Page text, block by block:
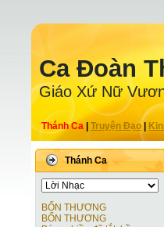
Ca Ðoàn
Giáo Xứ Nữ
Thánh Ca Truyện Ðạo|
Thánh Ca
BỐN THƯƠNG
BỐN THƯƠNG